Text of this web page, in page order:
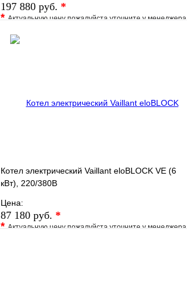
197 880 руб. *
*Актуальную цену пожалуйста уточните у менеджера
В избранное
Котел электрический Vaillant eloBLOCK VE (6
кВт), 220/380В
Цена:
87 180 руб. *
*Актуальную цену пожалуйста уточните у менеджера